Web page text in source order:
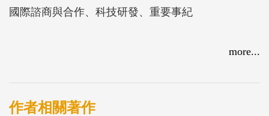
國際諮商與合作、科技研發、重要事紀
more...
作者相關著作